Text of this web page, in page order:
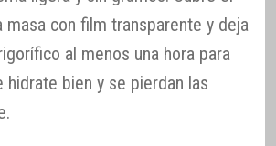
masa con film transparente y deja
al menos una hora para
hidrate bien y se pierdan las